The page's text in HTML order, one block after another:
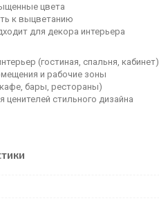
цвета
к выцветанию
для декора интерьера
(гостиная, спальня, кабинет)
и рабочие зоны
бары, рестораны)
ценителей стильного дизайна